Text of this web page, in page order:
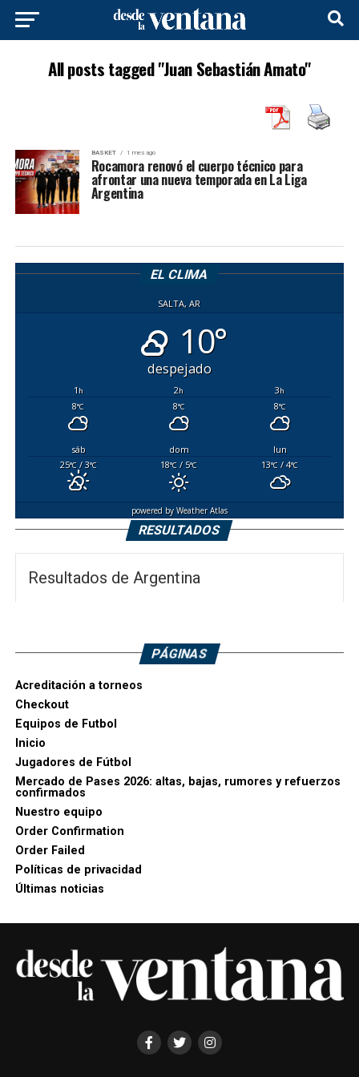
All posts tagged "Juan Sebastián Amato"
BASKET 1 mes ago
Rocamora renovó el cuerpo técnico para
afrontar una nueva temporada en La Liga
Argentina
EL CLIMA
SALTA, AR
10°
despejado
1h 2h 3h
8°C 8°C 8°C
sáb dom
lun
25°C/ 3°C 18°C / 5°C 13°C / 4°C
powered byWeather Atlas
RESULTADOS
Resultados de Argentina
PÁGINAS
Acreditación a torneos
Checkout
Equipos de Futbol
Inicio
Jugadores de Fútbol
Mercado de Pases 2026: altas, bajas, rumores y refuerzos
confirmados
Nuestro equipo
Order Confirmation
Order Failed
Políticas de privacidad
Últimas noticias